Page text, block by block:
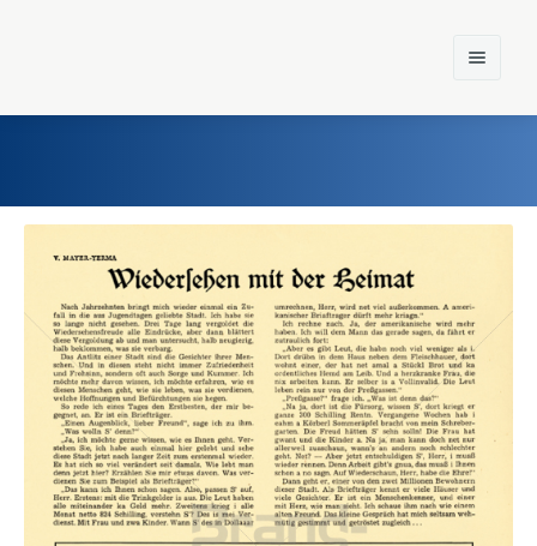
Home
Einst und Heute
Marken
Konzerne
Epoche